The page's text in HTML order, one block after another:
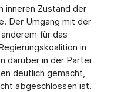
inneren Zustand der
Der Umgang mit der
für das
in
darüber in der Partei
deutlich gemacht,
abgeschlossen ist.